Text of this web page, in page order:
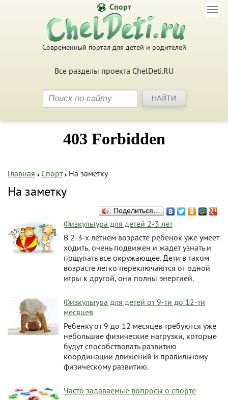
Современный портал для детей и родителей
Все разделы проекта ChelDeti.RU
Спорт
Главная Спорт На заметку
На заметку
Поделиться…
Физкультура для детей 2-3 лет
В 2-3-х летнем возрасте ребенок уже умеет
ходить, очень подвижен и жадет узнать и
пощупать все окружающее. Дети в таком
возрасте легко переключаются от одной
игры к другой, они полны энергией.
Физкультура для детей от 9-ти до 12-ти
месяцев
Ребенку от 9 до 12 месяцев требуются уже
небольшие физические нагрузки, которые
будут способствовать развитию
координации движений и правильному
физическому развитию.
Часто задаваемые вопросы о спорте